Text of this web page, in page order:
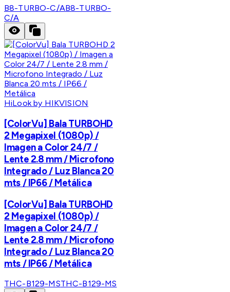
B8-TURBO-C/AB8-TURBO-
C/A
HiLook by HIKVISION
[ColorVu] Bala TURBOHD
2 Megapixel (1080p) /
Imagen a Color 24/7 /
Lente 2.8 mm / Microfono
Integrado / Luz Blanca 20
mts / IP66 / Metálica
[ColorVu] Bala TURBOHD
2 Megapixel (1080p) /
Imagen a Color 24/7 /
Lente 2.8 mm / Microfono
Integrado / Luz Blanca 20
mts / IP66 / Metálica
THC-B129-MSTHC-B129-MS